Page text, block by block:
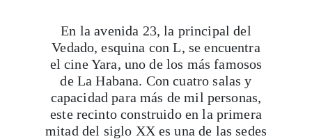
En la avenida 23, la principal del
Vedado, esquina con L, se encuentra
el cine Yara, uno de los más famosos
de La Habana. Con cuatro salas y
capacidad para más de mil personas,
este recinto construido en la primera
mitad del siglo XX es una de las sedes